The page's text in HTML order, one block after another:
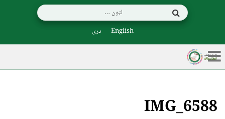
English دری
IMG_6588